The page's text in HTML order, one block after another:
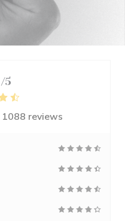
/5
1088 reviews